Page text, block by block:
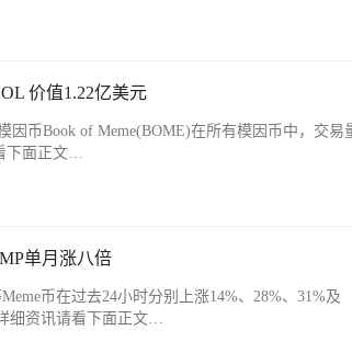
价值1.22亿美元
因币Book of Meme(BOME)在所有模因币中，交易
下面正文…
单月涨八倍
币在过去24小时分别上涨14%、28%、31%及
细资讯请看下面正文…